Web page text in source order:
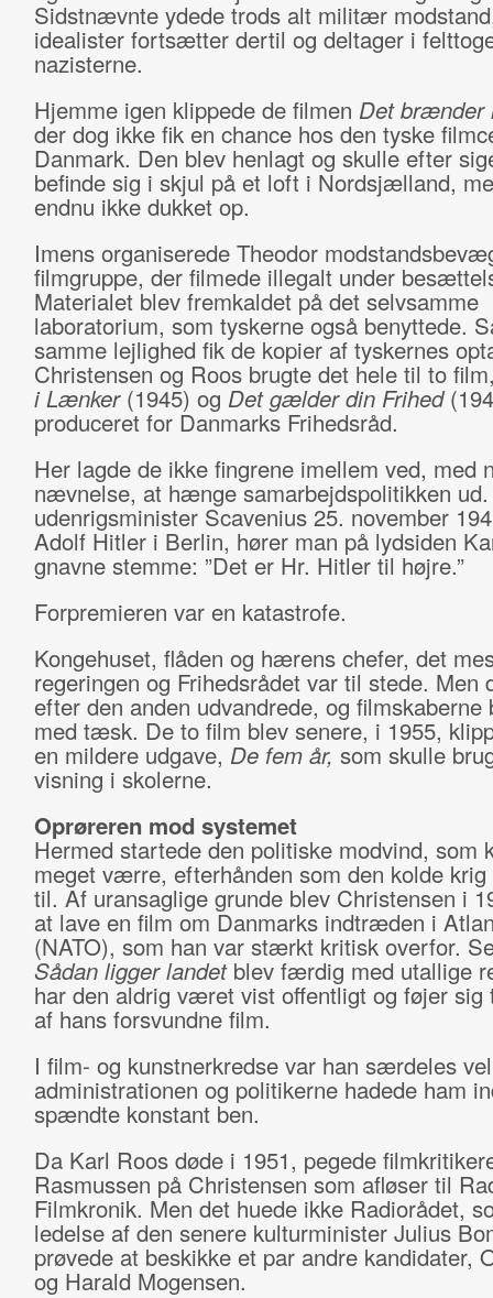
Sidstnævnte ydede trods alt militær
idealister fortsætter dertil og deltager i
nazisterne.
Hjemme igen klippede de filmen Det brænder
der dog ikke fik en chance hos den tyske
Danmark. Den blev henlagt og skulle efter
befinde sig i skjul på et loft i Nordsjælland,
endnu ikke dukket op.
Imens organiserede Theodor
filmgruppe, der filmede illegalt under
Materialet blev fremkaldet på det selvsamme
laboratorium, som tyskerne også benyttede.
samme lejlighed fik de kopier af tyskernes
Christensen og Roos brugte det hele til to
i Lænker(1945) og Det gælder din Frihed
produceret for Danmarks Frihedsråd.
Her lagde de ikke fingrene imellem ved, med
nævnelse, at hænge samarbejdspolitikken
udenrigsminister Scavenius 25. november
Adolf Hitler i Berlin, hører man på lydsiden
gnavne stemme: ”Det er Hr. Hitler til højre.”
Forpremieren var en katastrofe.
Kongehuset, flåden og hærens chefer, det
regeringen og Frihedsrådet var til stede. Men
efter den anden udvandrede, og filmskaberne
med tæsk. De to film blev senere, i 1955,
en mildere udgave, De fem år, som skulle
visning i skolerne.
Oprøreren mod systemet
Hermed startede den politiske modvind, som
meget værre, efterhånden som den kolde krig
til. Af uransaglige grunde blev Christensen i
at lave en film om Danmarks indtræden i
(NATO), som han var stærkt kritisk overfor.
Sådan ligger landetblev færdig med utallige
har den aldrig været vist offentligt og føjer
af hans forsvundne film.
I film- og kunstnerkredse var han særdeles
administrationen og politikerne hadede ham
spændte konstant ben.
Da Karl Roos døde i 1951, pegede
Rasmussen på Christensen som afløser til
Filmkronik. Men det huede ikke Radiorådet,
ledelse af den senere kulturminister Julius
prøvede at beskikke et par andre kandidater,
og Harald Mogensen.